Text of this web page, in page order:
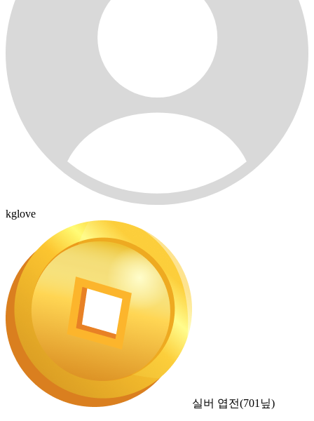
kglove
실버 엽전(701 닢)